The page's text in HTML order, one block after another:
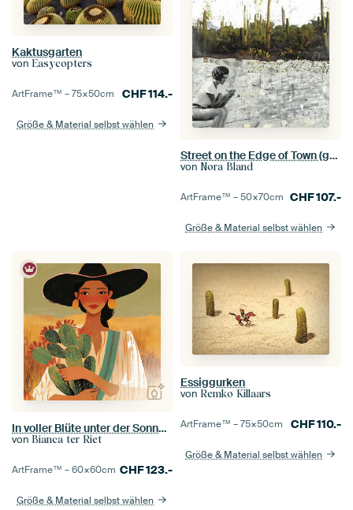
Kaktusgarten
von Easycopters
ArtFrame™ –75×50cm CHF114.-
Größe & Material selbst wählen
Street on the Edge of Town (gezien bij vtwonen)
von Nora Bland
ArtFrame™ –50×70cm CHF107.-
Größe & Material selbst wählen
In voller Blüte unter der Sonne – Frau mit schwarzem Hut und Kaktus in warmen Erdtönen
von Bianca ter Riet
ArtFrame™ –60×60cm CHF123.-
Größe & Material selbst wählen
Essiggurken
von Remko Killaars
ArtFrame™ –75×50cm CHF110.-
Größe & Material selbst wählen